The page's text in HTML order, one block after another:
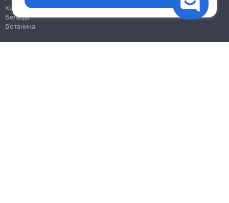
Кишинёв
Бельцы
Ботаника